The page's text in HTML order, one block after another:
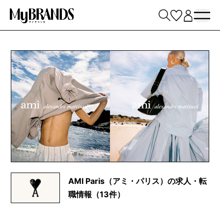
AMI Paris（アミ・パリス）の求人・転
職情報（13件）